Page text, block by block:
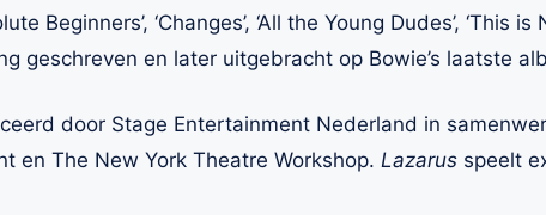
Beginners’, ‘Changes’, ‘All the Young Dudes’, ‘This is
geschreven en later uitgebracht op Bowie’s laatste
door Stage Entertainment Nederland in
en The New York Theatre Workshop. Lazarus speelt